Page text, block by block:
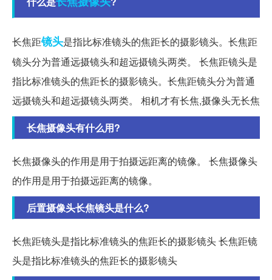
长焦距镜头是指比标准镜头的焦距长的摄影镜头。长焦距
镜头分为普通远摄镜头和超远摄镜头两类。 长焦距镜头是
指比标准镜头的焦距长的摄影镜头。长焦距镜头分为普通
远摄镜头和超远摄镜头两类。 相机才有长焦,摄像头无长焦
长焦摄像头有什么用?
长焦摄像头的作用是用于拍摄远距离的镜像。 长焦摄像头
的作用是用于拍摄远距离的镜像。
后置摄像头长焦镜头是什么?
长焦距镜头是指比标准镜头的焦距长的摄影镜头 长焦距镜
头是指比标准镜头的焦距长的摄影镜头